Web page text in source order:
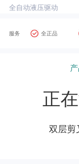
全自动液压驱动
服务 全正品
正
双层剪